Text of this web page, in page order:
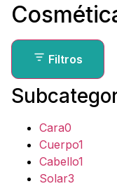
Filtros
Cara0
Cuerpo1
Cabello1
Solar3